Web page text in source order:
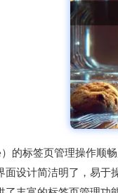
的标签页管理操作顺
面设计简洁明了，易于